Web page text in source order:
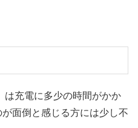
は充電に多少の時間がかか
面倒と感じる方には少し不